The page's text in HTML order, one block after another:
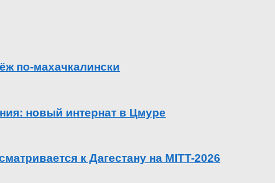
по-махачкалински
новый интернат в Цмуре
к Дагестану на MITT-2026